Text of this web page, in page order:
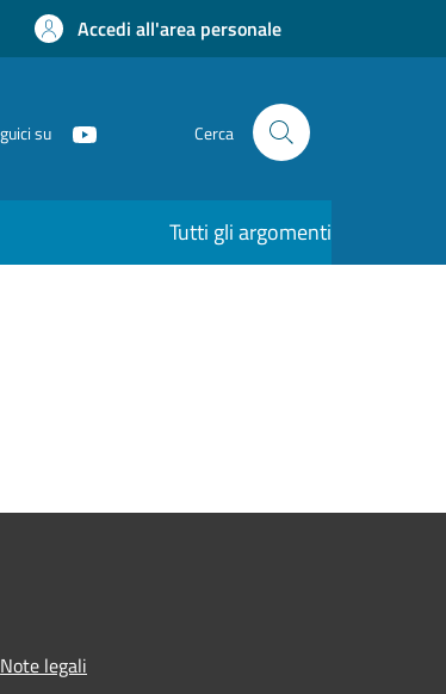
Accedi all'area personale
su Cerca
Tutti gli argomenti
Note legali